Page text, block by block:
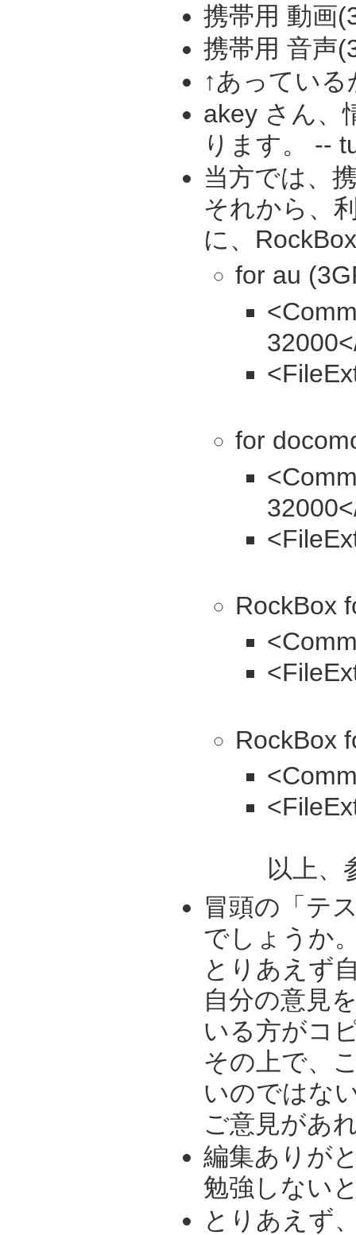
携帯用 動画
携帯用 音声
↑あってい
akey さん、
ります。 --
当方では、
それから、
に、
for au
for
RockBox
RockBox
以上、
冒頭の「テ
でしょうか
とりあえず
自分の意見
いる方がコ
その上で、
いのではな
ご意見があ
編集ありが
勉強しない
とりあえず